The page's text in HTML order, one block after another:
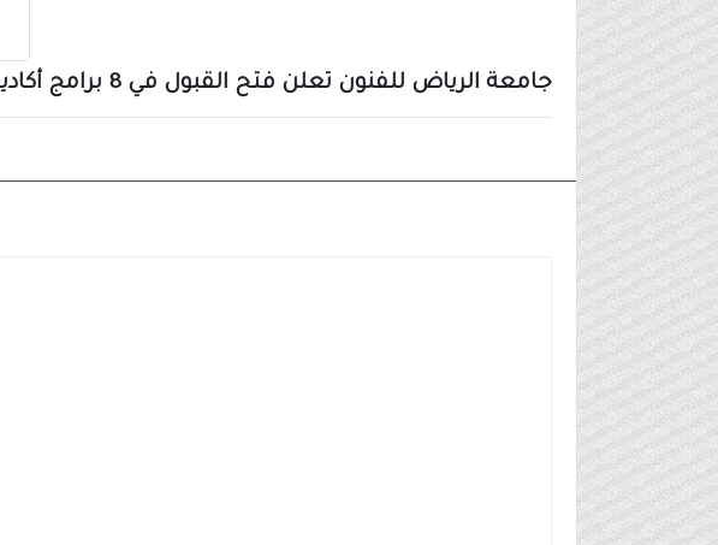
جامعة الرياض للفنون تعلن فتح القبول في 8 برامج أكاديمية لأول دفعة دراسية